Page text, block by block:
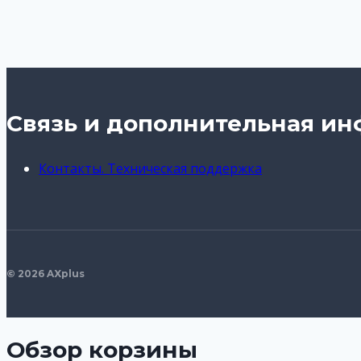
Связь и дополнительная
Контакты. Техническая поддержка
© 2026 AXplus
Обзор корзины